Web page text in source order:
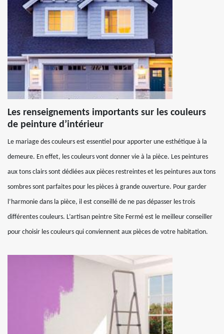
Les renseignements importants sur les couleurs
de peinture d’intérieur
Le mariage des couleurs est essentiel pour apporter une esthétique à la
demeure. En effet, les couleurs vont donner vie à la pièce. Les peintures
aux tons clairs sont dédiées aux pièces restreintes et les peintures aux tons
sombres sont parfaites pour les pièces à grande ouverture. Pour garder
l’harmonie dans la pièce, il est conseillé de ne pas dépasser les trois
différentes couleurs. L’artisan peintre Site Fermé est le meilleur conseiller
pour choisir les couleurs qui conviennent aux pièces de votre habitation.